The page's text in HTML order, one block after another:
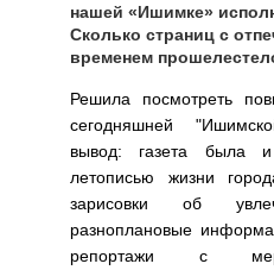
нашей «Ишимке»
Сколько страниц с
временем
Решила посмотреть
сегодняшней
вывод: газета была и
летописью жизни
зарисовки об
разноплановые
репортажи с